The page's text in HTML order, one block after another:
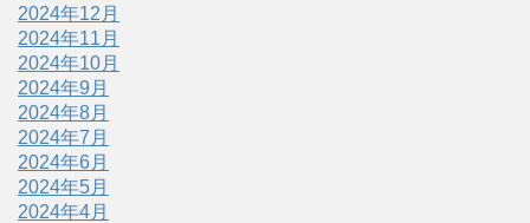
2024年12月
2024年11月
2024年10月
2024年9月
2024年8月
2024年7月
2024年6月
2024年5月
2024年4月